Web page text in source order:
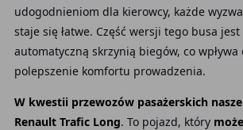
udogodnieniom dla kierowcy, każde
staje się łatwe. Część wersji tego busa
automatyczną skrzynią biegów, co wpływa
polepszenie komfortu prowadzenia.
W kwestii przewozów pasażerskich
Renault Trafic Long. To pojazd, który